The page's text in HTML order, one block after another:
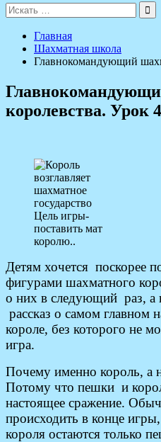
Поиск
для:
Главная
Шахматная школа
Главнокомандующий
королевства. Урок 4
Цель игры-
поставить мат
королю..
Детям хочется поскорее
фигурами шахматного
о них в следующий раз, а
рассказ о самом главном
короле, без которого не
игра.
Почему именно король, а
Потому что пешки и
настоящее сражение.
происходить в конце
короля остаются только